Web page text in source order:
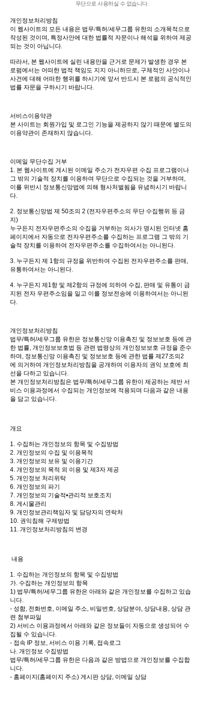
무단으로 사용하실 수 없습니다.
개인정보처리방침
이 웹사이트의 모든 내용은 법무/특허/세무그룹 유한의 소개목적으로
작성된 것이며, 특정사안에 대한 법률적 자문이나 해석을 위하여 제공
되는 것이 아닙니다.
따라서, 본 웹사이트에 실린 내용만을 근거로 문제가 발생한 경우 본
로펌에서는 어떠한 법적 책임도 지지 아니하므로, 구체적인 사안이나
사건에 대해 어떠한 행위를 하시기에 앞서 반드시 본 로펌의 공식적인
법률 자문을 구하시기 바랍니다.
서비스이용약관
본 사이트는 회원가입 및 로그인 기능을 제공하지 않기 때문에 별도의
이용약관이 존재하지 않습니다.
이메일 무단수집 거부
1. 본 웹사이트에 게시된 이메일 주소가 전자우편 수집 프로그램이나
그 밖의 기술적 장치를 이용하여 무단으로 수집되는 것을 거부하며,
이를 위반시 정보통신망법에 의해 형사처벌됨을 유념하시기 바랍니
다.
2. 정보통신망법 제 50조의 2 (전자우편주소의 무단 수집행위 등 금
지)
누구든지 전자우편주소의 수집을 거부하는 의사가 명시된 인터넷 홈
페이지에서 자동으로 전자우편주소를 수집하는 프로그램 그 밖의 기
술적 장치를 이용하여 전자우편주소를 수집하여서는 아니된다.
3. 누구든지 제 1항의 규정을 위반하여 수집된 전자우편주소를 판매,
유통하여서는 아니된다.
4. 누구든지 제1항 및 제2항의 규정에 의하여 수집, 판매 및 유통이 금
지된 전자 우편주소임을 일고 이를 정보전송에 이용하여서는 아니된
다.
개인정보처리방침
법무/특허/세무그룹 유한은 정보통신망 이용촉진 및 정보보호 등에 관
한 법률, 개인정보보호법 등 관련 법령상의 개인정보보호 규정을 준수
하며, 정보통신망 이용촉진 및 정보보호 등에 관한 법률 제27조의2
에 의거하여 개인정보처리방침을 공개하여 이용자의 권익 보호에 최
선을 다하고 있습니다.
본 개인정보처리방침은 법무/특허/세무그룹 유한이 제공하는 제반 서
비스 이용과정에서 수집되는 개인정보에 적용되며 다음과 같은 내용
을 담고 있습니다.
개요
1. 수집하는 개인정보의 항목 및 수집방법
2. 개인정보의 수집 및 이용목적
3. 개인정보의 보유 및 이용기간
4. 개인정보의 목적 외 이용 및 제3자 제공
5. 개인정보 처리위탁
6. 개인정보의 파기
7. 개인정보의 기술적•관리적 보호조치
8. 게시물관리
9. 개인정보관리책임자 및 담당자의 연락처
10. 권익침해 구제방법
11. 개인정보처리방침의 변경
내용
1. 수집하는 개인정보의 항목 및 수집방법
가. 수집하는 개인정보의 항목
1) 법무/특허/세무그룹 유한은 아래와 같은 개인정보를 수집하고 있습
니다.
- 성함, 전화번호, 이메일 주소, 비밀번호, 상담분야, 상담내용, 상담 관
련 첨부파일
2) 서비스 이용과정에서 아래와 같은 정보들이 자동으로 생성되어 수
집될 수 있습니다.
- 접속 IP 정보, 서비스 이용 기록, 접속로그
나. 개인정보 수집방법
법무/특허/세무그룹 유한은 다음과 같은 방법으로 개인정보를 수집합
니다.
- 홈페이지(홈페이지 주소) 게시판 상담, 이메일 상담